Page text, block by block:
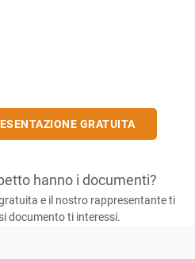
GRATUITA
hanno i documenti?
e il nostro rappresentante ti
documento ti interessi.